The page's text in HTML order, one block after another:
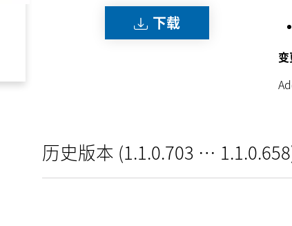
下载
历史版本 (1.1.0.703 …